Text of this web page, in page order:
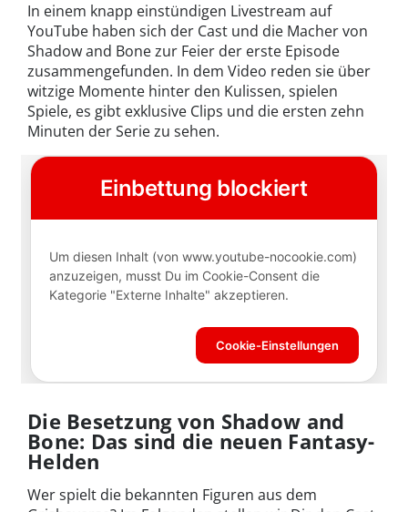
In einem knapp einstündigen Livestream auf
YouTube haben sich der Cast und die Macher von
Shadow and Bone zur Feier der erste Episode
zusammengefunden. In dem Video reden sie über
witzige Momente hinter den Kulissen, spielen
Spiele, es gibt exklusive Clips und die ersten zehn
Minuten der Serie zu sehen.
Die Besetzung von Shadow and
Bone: Das sind die neuen Fantasy-
Helden
Wer spielt die bekannten Figuren aus dem